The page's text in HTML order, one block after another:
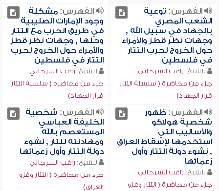
الفهرس: توعية
الشعب المصري
بالجهاد في سبيل الله ,
وجهات نظر قطز والأمراء
حول الخروج لحرب التتار
في فلسطين
للشيخ: راغب السرجاني
جزء من محاضرة ( سلسلة التتار
قرار الجهاد)
الفهرس:مشكلة
وجود الإمارات الصليبية
في طريق الحرب مع التتار
وحلها , وجهات نظر قطز
والأمراء حول الخروج لحرب
التتار في فلسطين
للشيخ: راغب السرجاني
جزء من محاضرة ( سلسلة التتار
قرار الجهاد)
الفهرس: ظهور
شخصية هولاكو
والأساليب التي
استخدمها لإسقاط العراق
, نشوء دولة التتار وأول
زعمائها
للشيخ: راغب السرجاني
جزء من محاضرة ( التتار وغزو
الفهرس: شخصية
الخليفة العباسي
المستعصم بالله
ومهادنته للتار , نشوء
دولة التتار وأول زعمائها
للشيخ: راغب السرجاني
جزء من محاضرة ( التتار وغزو
العراق)